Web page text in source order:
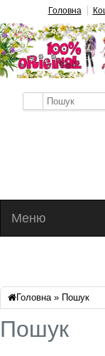
Головна
Меню
Головна» Пошук
Пошук